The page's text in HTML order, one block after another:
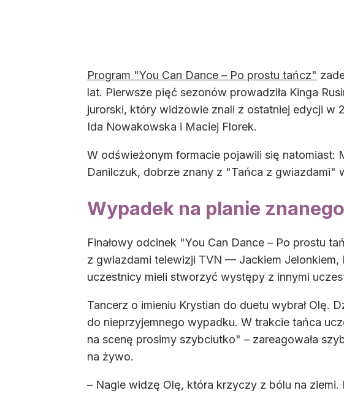
Program "You Can Dance – Po prostu tańcz"
lat. Pierwsze pięć sezonów prowadziła Kinga
jurorski, który widzowie znali z ostatniej edycji w
Ida Nowakowska i Maciej Florek.
W odświeżonym formacie pojawili się natomiast:
Danilczuk, dobrze znany z "Tańca z gwiazdami"
Wypadek na planie
Finałowy odcinek "You Can Dance – Po prostu
z gwiazdami telewizji TVN — Jackiem
uczestnicy mieli stworzyć występy z innymi
Tancerz o imieniu Krystian do duetu wybrał Olę.
do nieprzyjemnego wypadku. W trakcie tańca
na scenę prosimy szybciutko" – zareagowała
na żywo.
– Nagle widzę Olę, która krzyczy z bólu na ziemi.